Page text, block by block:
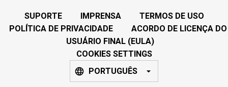
SUPORTE IMPRENSA
TERMOS DE USO
POLÍTICA DE PRIVACIDADE
ACORDO DE LICENÇA DO
USUÁRIO FINAL (EULA)
COOKIES SETTINGS
PORTUGUÊS